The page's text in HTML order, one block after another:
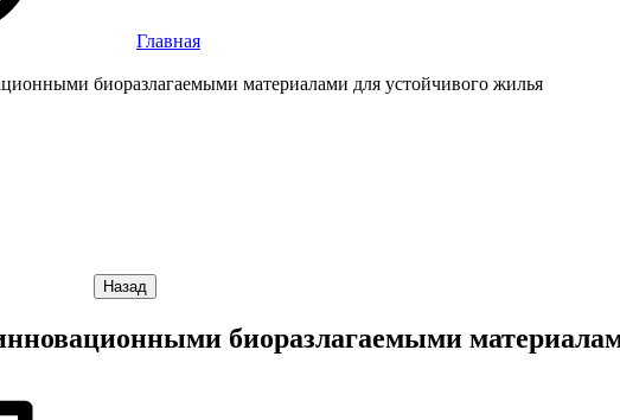
Главная
биоразлагаемыми материалами для устойчивого жилья
Назад
биоразлагаемыми